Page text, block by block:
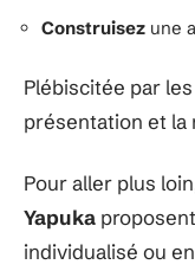
Construisez une
Plébiscitée par
présentation et la
Pour aller plus
Yapuka
individualisé ou